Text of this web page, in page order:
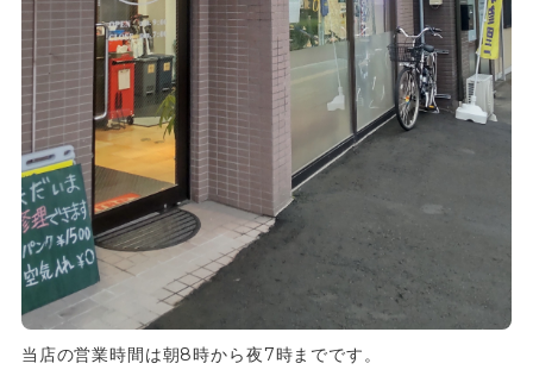
当店の営業時間は朝8時から夜7時までです。